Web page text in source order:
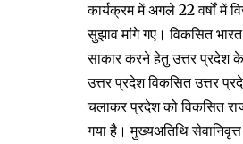
कार्यक्रम में अगले 22 वर्षों में
सुझाव मांगे गए। विकसित
साकार करने हेतु उत्तर प्रदेश के
उत्तर प्रदेश विकसित उत्तर
चलाकर प्रदेश को विकसित
गया है। मुख्यअतिथि